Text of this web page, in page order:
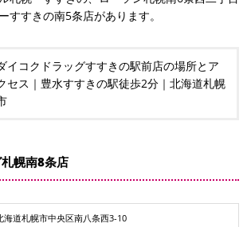
すすきの南5条店があります。
イコクドラッグすすきの駅前店の場所とア
セス｜豊水すすきの駅徒歩2分｜北海道札幌
幌南8条店
海道札幌市中央区南八条西3-10